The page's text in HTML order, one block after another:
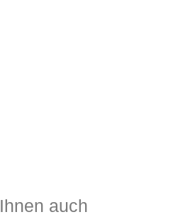
auch